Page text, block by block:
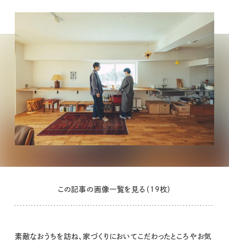
この記事の画像一覧を見る（19枚）
素敵なおうちを訪ね、家づくりにおいてこだわったところやお気